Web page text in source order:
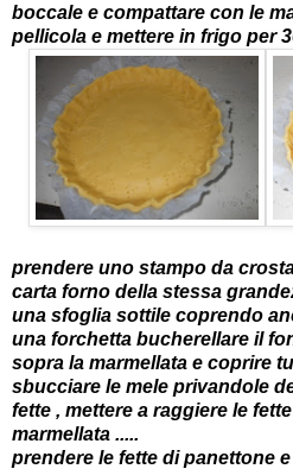
boccale e compattare con le
pellicola e mettere in frigo per
prendere uno stampo da
carta forno della stessa
una sfoglia sottile coprendo
una forchetta bucherellare il
sopra la marmellata e coprire
sbucciare le mele privandole
fette , mettere a raggiere le
marmellata .....
prendere le fette di panettone